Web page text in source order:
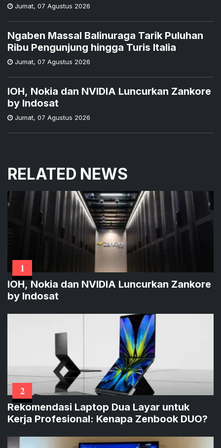
Jumat, 07 Agustus 2026
Ngaben Massal Balinuraga Tarik Puluhan
Ribu Pengunjung hingga Turis Italia
Jumat, 07 Agustus 2026
IOH, Nokia dan NVIDIA Luncurkan Zankore
by Indosat
Jumat, 07 Agustus 2026
RELATED NEWS
1
IOH, Nokia dan NVIDIA Luncurkan Zankore
by Indosat
2
Rekomendasi Laptop Dua Layar untuk
Kerja Profesional: Kenapa Zenbook DUO?